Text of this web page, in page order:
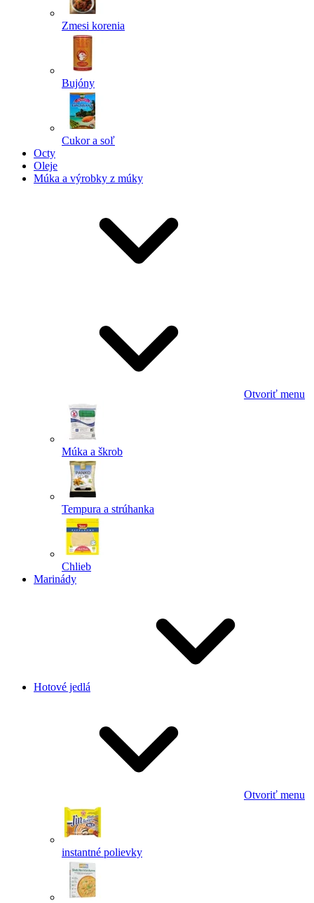
Zmesi korenia
Bujóny
Cukor a soľ
Octy
Oleje
Múka a výrobky z múky
Otvoriť menu
Múka a škrob
Tempura a strúhanka
Chlieb
Marinády
Hotové jedlá
Otvoriť menu
instantné polievky
Powered by chaterimo